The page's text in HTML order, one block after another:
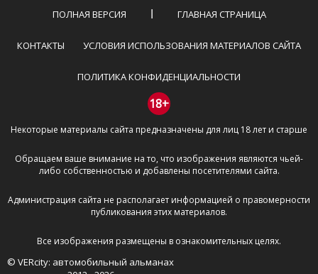
эмоциональных высказываний.
Не стоит отклоняться от предмета обсуждения.
Пожалуйста, не используйте в комментарие
призывы к насилию и высказывания,
направленные на разжигание расовой,
межнациональной и религиозной розни —
пожалейте наших модераторов, они кстати
очень славные ребята, поверьте.
буквами.
Не копируйте рецензии с других сайтов, нам
важно именно ваше мнение.
Не размещайте рекламу!
И запаситесь терпением, все комментарии
публикуются только после модерации, поэтому ваш
отзыв может появиться на сайте с некоторым
ПОЛНАЯ ВЕРСИЯ ГЛАВНАЯ СТРАНИЦА
КОНТАКТЫ УСЛОВИЯ ИСПОЛЬЗОВАНИЯ МАТЕРИАЛОВ САЙТА
ПОЛИТИКА КОНФИДЕНЦИАЛЬНОСТИ
18+
Некоторые материалы сайта предназначены для лиц 18 лет и старше
Обращаем ваше внимание на то, что изображения являются чьей-
либо собственностью и добавлены посетителями сайта.
Администрация сайта не располагает информацией о правомерности
публикования этих материалов.
Все изображения размещены в ознакомительных целях.
© VERcity: автомобильный альманах